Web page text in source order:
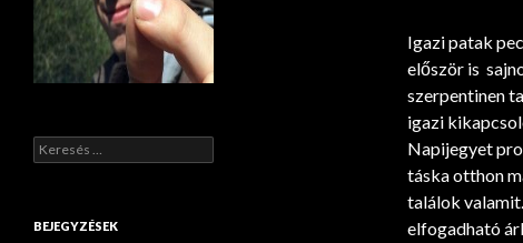
Igazi patak
először is
szerpentinen
igazi
Napijegyet
táska otthon
találok
elfogadható
Keresés:
BEJEGYZÉSEK